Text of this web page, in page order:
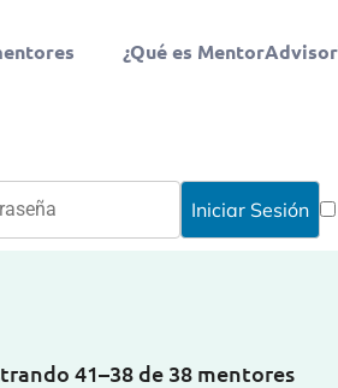
¿Qué es
41–38 de 38 mentores